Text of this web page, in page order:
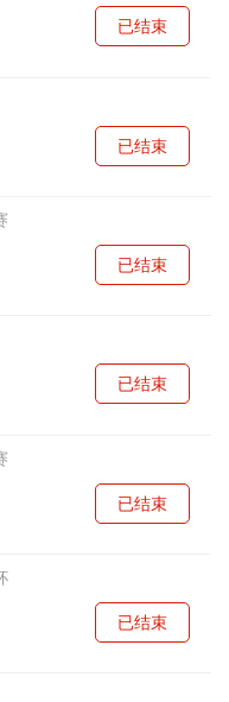
已结束
已结束
已结束
已结束
已结束
已结束